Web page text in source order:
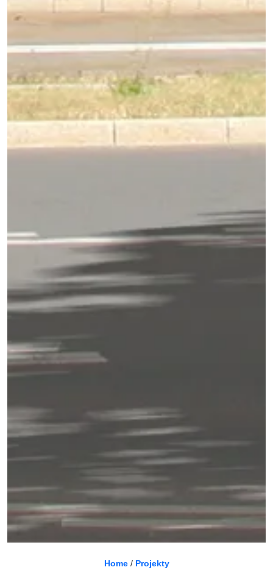
Home/ Projekty